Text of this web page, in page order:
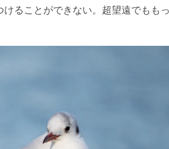
ることができない。超望遠でもも